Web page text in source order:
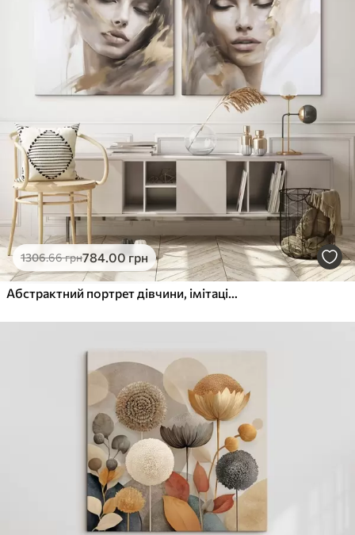
1306.66грн784.00грн
Абстрактний портрет дівчини, імітація живопису